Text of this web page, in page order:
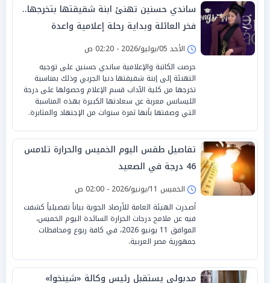
ساندي حسنين تهنئ ابنة شقيقتها بتخرجها..
فخر العائلة وبداية رحلة إعلامية واعدة
الأحد 05/يوليو/2026 - 02:20 ص
حرصت الكاتبة والإعلامية ساندي حسنين على توجيه
التهنئة إلى إبنة شقيقتها دنيا الجربي وذلك بمناسبة
تخرجها من كلية الآداب قسم الإعلام وحصولها على درجة
الليسانس معربة عن سعادتها الكبيرة بهذه المناسبة
التي وصفتها بأنها ثمرة سنوات من الإجتهاد والمثابرة.
تفاصيل طقس اليوم الخميس والحرارة تلامس
46 درجة في الصعيد
الخميس 11/يونيو/2026 - 02:00 ص
أصدرت الهيئة العامة للأرصاد الجوية بياناً تفصيلياً كشفت
فيه عن ملامح درجات الحرارة السائدة اليوم الخميس،
الموافق 11 يونيو 2026، في كافة ربوع ومحافظات
جمهورية مصر العربية.
مدبولي يستقبل رئيس وكالة «شينخوا»